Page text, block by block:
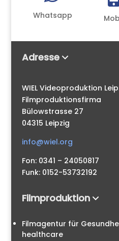
Whatsapp
Adresse
WIEL Videoproduktion
Filmproduktionsfirma
Bülowstrasse 27
04315 Leipzig
info@wiel.org
Fon: 0341 – 24050817
Funk: 0152-53732192
Filmproduktion
Filmagentur für
healthcare